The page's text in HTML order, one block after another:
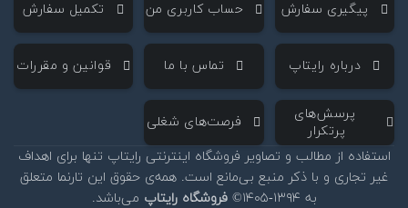
‌ پیگیری سفارش ‌ حساب کاربری من ‌ تکمیل سفارش
‌ درباره رایتاپ ‌ تماس با ما ‌ قوانین و مقررات
‌ پرسش‌های
پرتکرار
‌ فرصت‌های شغلی
استفاده از مطالب و تصاویر فروشگاه اینترنتی رایتاپ تنها برای اهداف
غیر تجاری و با ذکر منبع بی‌مانع است. همه‌ی حقوق این تارنما متعلق
به ۱۳۹۴-۱۴۰۵©
فروشگاه رایتاپ می‌باشد.